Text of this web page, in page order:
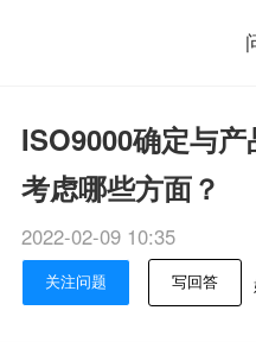
ISO9000确定与
考虑哪些方面？
2022-02-09 10:35
关注问题 写回答